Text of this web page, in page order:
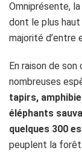
Omniprésente,
dont le plus
majorité d’entre
En raison de
nombreuses
tapirs,
éléphants
quelques 300
peuplent la forêt.